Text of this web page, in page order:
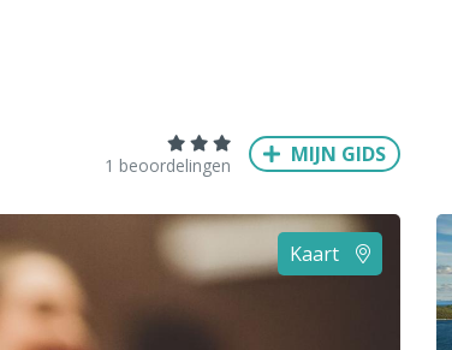
München Wenen Budapest Bangkok
1 beoordelingen MIJN GIDS
Kaart